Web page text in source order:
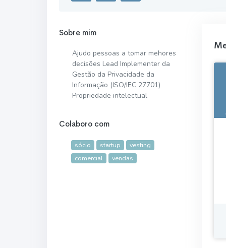
Sobre mim
Ajudo pessoas a tomar mehores
decisões Lead Implementer da
Gestão da Privacidade da
Informação (ISO/IEC 27701)
Propriedade intelectual
Colaboro com
sócio startup
vesting
comercial
vendas